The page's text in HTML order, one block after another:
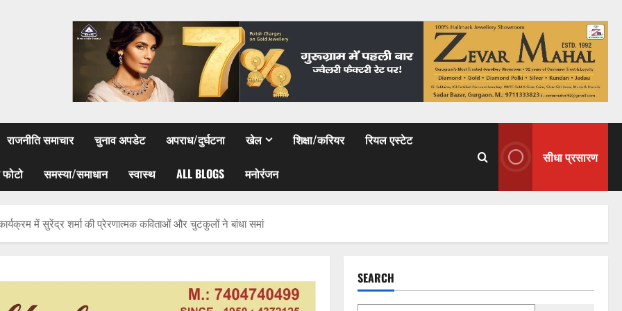
राजनीति समाचार चुनाव अपडेट अपराध/दुर्घटना खेल शिक्षा/करियर रियल एस्टेट
समस्या/समाधान स्वास्थ ALL BLOGS मनोरंजन
सीधा प्रसारण
में सुरेंद्र शर्मा की प्रेरणात्मक कविताओं और चुटकुलों ने बांधा समां
SEARCH